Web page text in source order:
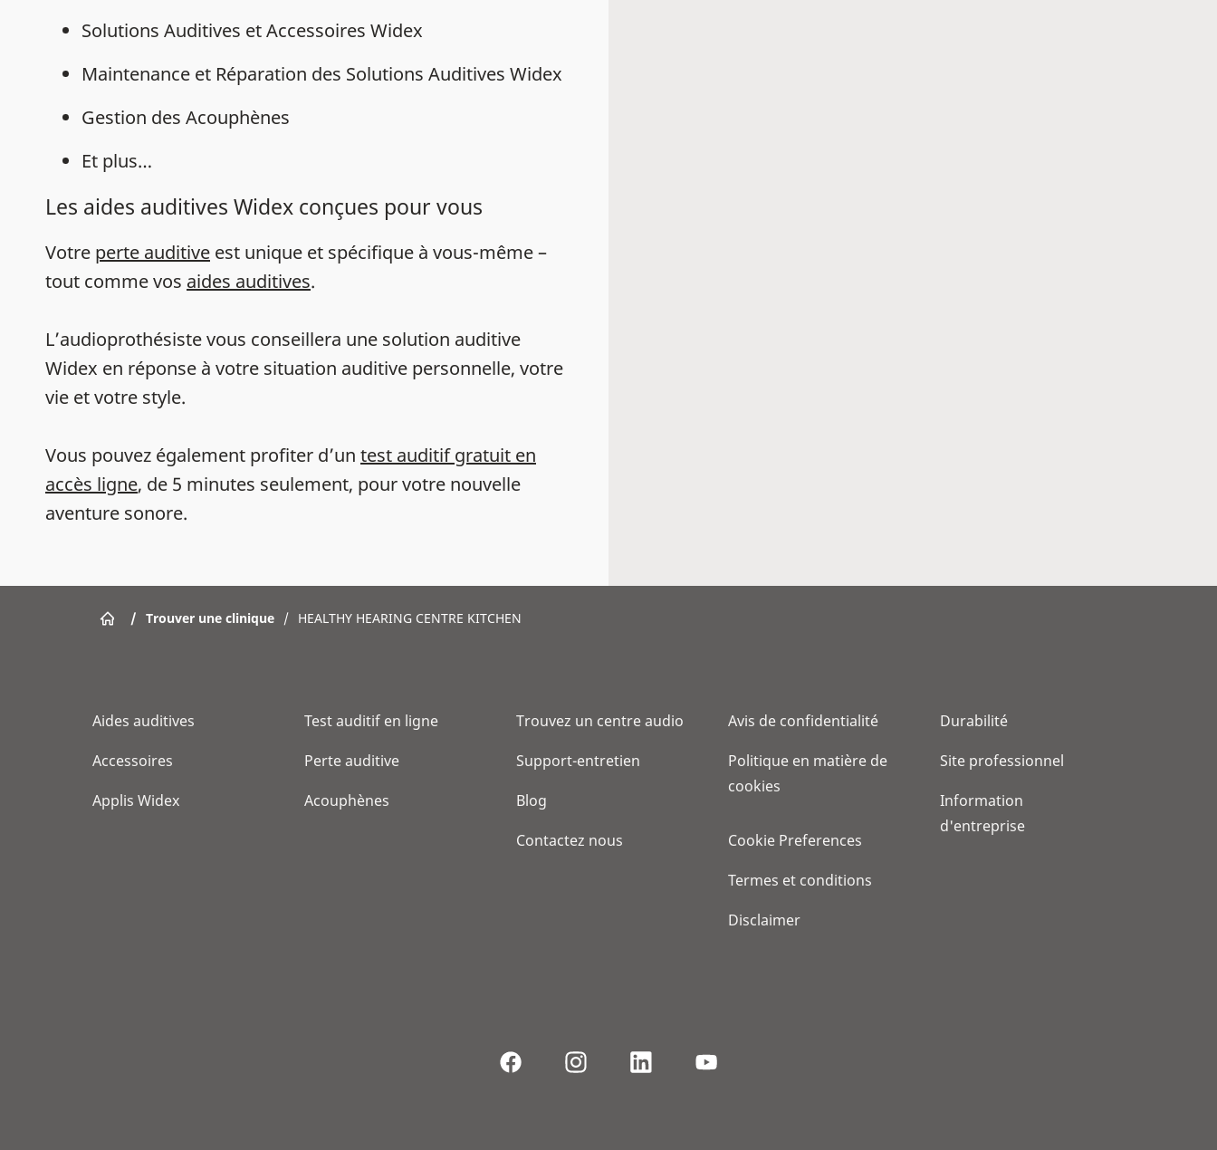
Solutions Auditives et Accessoires Widex
Maintenance et Réparation des Solutions Auditives Widex
Gestion des Acouphènes
Et plus…
Les aides auditives Widex conçues pour vous
Votre perte auditive est unique et spécifique à vous-même –
tout comme vos aides auditives.
L’audioprothésiste vous conseillera une solution auditive
Widex en réponse à votre situation auditive personnelle, votre
vie et votre style.
Vous pouvez également profiter d’un test auditif gratuit en
accès ligne, de 5 minutes seulement, pour votre nouvelle
aventure sonore.
/ Trouver une clinique / HEALTHY HEARING CENTRE KITCHEN
Aides auditives
Accessoires
Applis Widex
Test auditif en ligne
Perte auditive
Acouphènes
Trouvez un centre audio
Support-entretien
Blog
Contactez nous
Avis de confidentialité
Politique en matière de
cookies
Cookie Preferences
Termes et conditions
Disclaimer
Durabilité
Site professionnel
Information
d'entreprise